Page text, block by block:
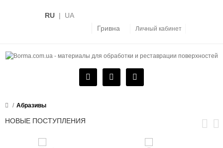
RU |
UA
Гривна
Личный кабинет
Абразивы
НОВЫЕ ПОСТУПЛЕНИЯ